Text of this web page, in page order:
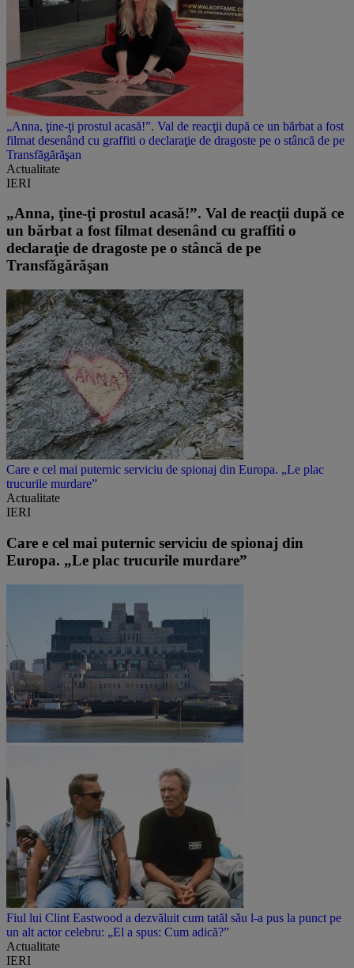
„Anna, ţine-ţi prostul acasă!”. Val de reacţii după ce un bărbat a fost
filmat desenând cu graffiti o declaraţie de dragoste pe o stâncă de pe
Transfăgărăşan
Actualitate
IERI
„Anna, ţine-ţi prostul acasă!”. Val de reacţii după ce
un bărbat a fost filmat desenând cu graffiti o
declaraţie de dragoste pe o stâncă de pe
Transfăgărăşan
Care e cel mai puternic serviciu de spionaj din Europa. „Le plac
trucurile murdare”
Actualitate
IERI
Care e cel mai puternic serviciu de spionaj din
Europa. „Le plac trucurile murdare”
Fiul lui Clint Eastwood a dezvăluit cum tatăl său l-a pus la punct pe
un alt actor celebru: „El a spus: Cum adică?”
Actualitate
IERI